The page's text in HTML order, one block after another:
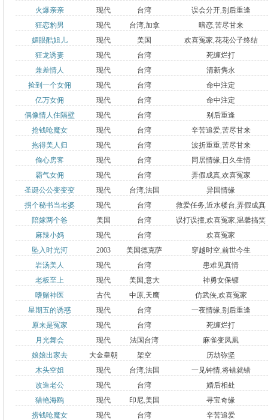
元朝 堡
火爆亲亲
现代 台湾 误会分开,别后重逢
狂恋豹男
现代 台湾,加拿
大
暗恋,苦尽甘来
媚眼酷姐儿
现代 美国 欢喜冤家,花花公子终结
狂龙诱妻
现代 台湾
死缠烂打
兼差情人
现代 台湾
清新隽永
捡到一个女佣
现代 台湾
命中注定
亿万女佣
现代 台湾
命中注定
偶像情人住隔壁
现代 台湾
别后重逢
抢钱呛魔女
现代 台湾 辛苦追爱,苦尽甘来
抱得美人归
现代 台湾 波折重重,苦尽甘来
偷心房客
现代 台湾 同居情缘, 日久生情
霸气女佣
现代 台湾 弄假成真,欢喜冤家
圣诞公公变变变
现代 台湾,法国
异国情缘
拐个秘书当老婆
现代 台湾 救爱任务,近水楼台,弄假成真
陪嫁两个爸
美国 台湾 误打误撞,欢喜冤家,温馨搞笑
麻辣小妈
现代 台湾
欢喜冤家
坠入时光河
2003
,1739年
美国德克萨
斯州,康尔
森庄园,台
穿越时空,前世今生
岩汤美人
现代 台湾
患难见真情
老板至上
现代 美国 ,意大
利
神勇女保镖
嗜赌神医
古代 中原,天鹰
山庄
仿武侠,欢喜冤家
星期五的诱惑
现代 台湾 一夜情缘,别后重逢
原来是冤家
现代 台湾
死缠烂打
月光舞会
现代 法国台湾
麻雀变凤凰
娘娘出家去
大金皇朝 架空
历劫弥坚
木头空姐
现代 台湾,法国 一见钟情,将错就错
改造老公
现代 台湾
婚后相处
猎艳海鸥
现代 印尼,美国
寻宝奇缘
捞钱呛魔女
现代 台湾
辛苦追爱